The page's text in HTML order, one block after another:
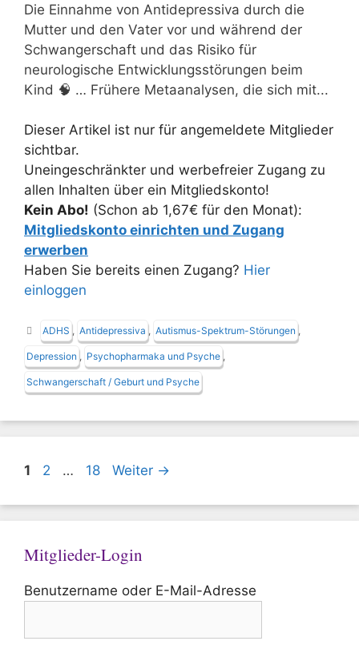
Die Einnahme von Antidepressiva durch die
Mutter und den Vater vor und während der
Schwangerschaft und das Risiko für
neurologische Entwicklungsstörungen beim
Kind 🧠 … Frühere Metaanalysen, die sich mit...
Dieser Artikel ist nur für angemeldete Mitglieder
sichtbar.
Uneingeschränkter und werbefreier Zugang zu
allen Inhalten über ein Mitgliedskonto!
Kein Abo! (Schon ab 1,67€ für den Monat):
Mitgliedskonto einrichten und Zugang
erwerben
Haben Sie bereits einen Zugang? Hier
einloggen
Schlagwörter
ADHS , Antidepressiva , Autismus-Spektrum-Störungen ,
Depression , Psychopharmaka und Psyche ,
Schwangerschaft / Geburt und Psyche
Seite
1 Seite
2 … Seite
18 Weiter →
Mitglieder-Login
Benutzername oder E-Mail-Adresse